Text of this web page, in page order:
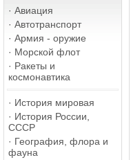
· Авиация
· Автотранспорт
· Армия - оружие
· Морской флот
· Ракеты и
космонавтика
· История мировая
· История России,
СССР
· География, флора и
фауна